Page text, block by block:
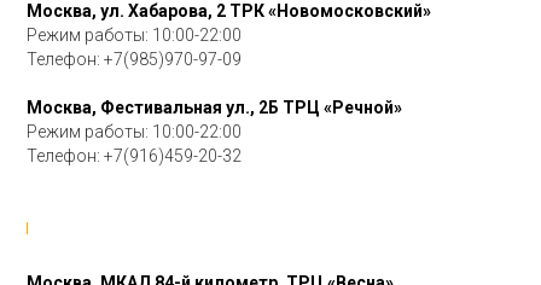
Москва, ул. Хабарова, 2 ТРК «Новомосковский»
Режим работы: 10:00-22:00
Телефон: +7(985)970-97-09
Москва, Фестивальная ул., 2Б ТРЦ «Речной»
Режим работы: 10:00-22:00
Телефон: +7(916)459-20-32